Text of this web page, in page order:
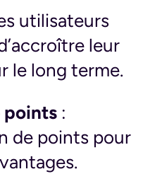
utilisateurs
leur
le long terme.
points:
de points pour